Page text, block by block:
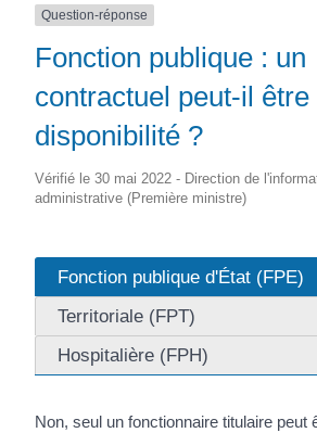
Question-réponse
Fonction publique : un
contractuel peut-il être
disponibilité ?
Vérifié le 30 mai 2022 - Direction de
administrative (Première ministre)
Fonction publique d'État (FPE)
Territoriale (FPT)
Hospitalière (FPH)
Non, seul un fonctionnaire titulaire peut